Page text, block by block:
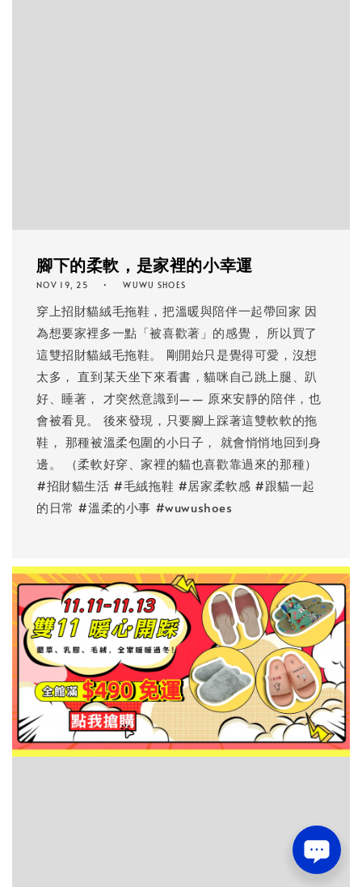
腳下的柔軟，是家裡的小幸運
NOV 19, 25 WUWU SHOES
穿上招財貓絨毛拖鞋，把溫暖與陪伴一起帶回家 因
為想要家裡多一點「被喜歡著」的感覺， 所以買了
這雙招財貓絨毛拖鞋。 剛開始只是覺得可愛，沒想
太多， 直到某天坐下來看書，貓咪自己跳上腿、趴
好、睡著， 才突然意識到—— 原來安靜的陪伴，也
會被看見。 後來發現，只要腳上踩著這雙軟軟的拖
鞋， 那種被溫柔包圍的小日子， 就會悄悄地回到身
邊。 （柔軟好穿、家裡的貓也喜歡靠過來的那種）
#招財貓生活 #毛絨拖鞋 #居家柔軟感 #跟貓一起
的日常 #溫柔的小事 #wuwushoes